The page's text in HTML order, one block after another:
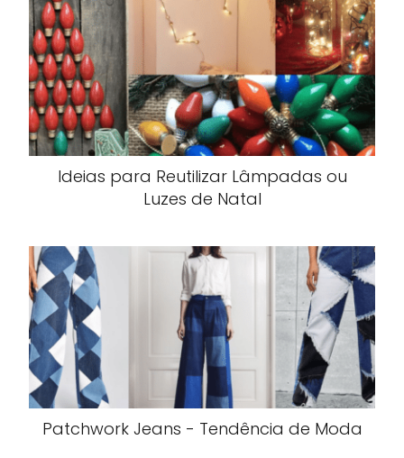
Ideias para Reutilizar Lâmpadas ou
Luzes de Natal
Patchwork Jeans - Tendência de Moda